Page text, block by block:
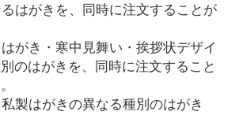
はがきを、同時に注文することが
がき・寒中見舞い・挨拶状デザイ
のはがきを、同時に注文すること
製はがきの異なる種別のはがき